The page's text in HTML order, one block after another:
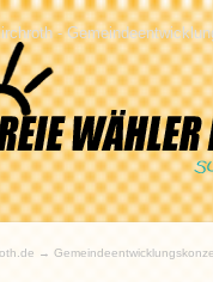
-
→